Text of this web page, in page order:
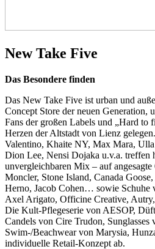
New Take Five
Das Besondere finden
Das New Take Five ist urban und
Concept Store der neuen Generation,
Fans der großen Labels und „Hard to
Herzen der Altstadt von Lienz
Valentino, Khaite NY, Max Mara,
Dion Lee, Nensi Dojaka u.v.a. treffen
unvergleichbaren Mix – auf
Moncler, Stone Island, Canada
Herno, Jacob Cohen… sowie Schuhe
Axel Arigato, Officine Creative,
Die Kult-Pflegeserie von AESOP,
Candels von Cire Trudon, Sunglasses
Swim-/Beachwear von Marysia,
individuelle Retail-Konzept ab.